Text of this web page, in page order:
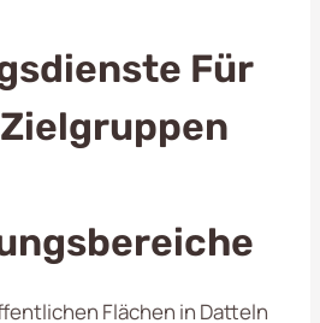
Für
Flächen in Datteln